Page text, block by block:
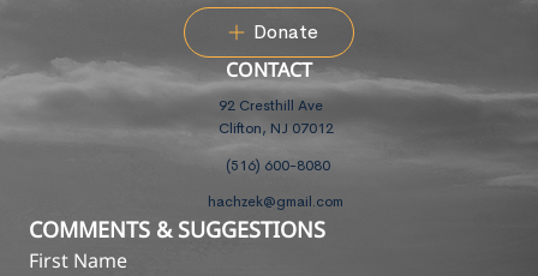
Donate
CONTACT
92 Cresthill Ave
Clifton, NJ 07012
(516) 600-8080
hachzek@gmail.com
COMMENTS & SUGGESTIONS
First Name